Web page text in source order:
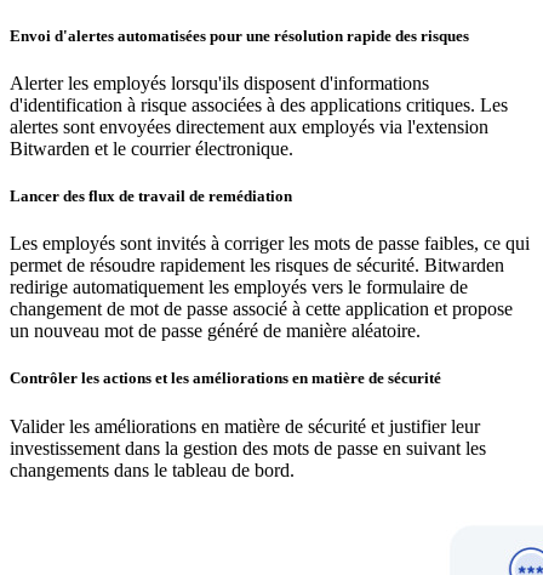
Envoi d'alertes automatisées pour une résolution rapide des risques
Alerter les employés lorsqu'ils disposent d'informations
d'identification à risque associées à des applications critiques. Les
alertes sont envoyées directement aux employés via l'extension
Bitwarden et le courrier électronique.
Lancer des flux de travail de remédiation
Les employés sont invités à corriger les mots de passe faibles, ce qui
permet de résoudre rapidement les risques de sécurité. Bitwarden
redirige automatiquement les employés vers le formulaire de
changement de mot de passe associé à cette application et propose
un nouveau mot de passe généré de manière aléatoire.
Contrôler les actions et les améliorations en matière de sécurité
Valider les améliorations en matière de sécurité et justifier leur
investissement dans la gestion des mots de passe en suivant les
changements dans le tableau de bord.